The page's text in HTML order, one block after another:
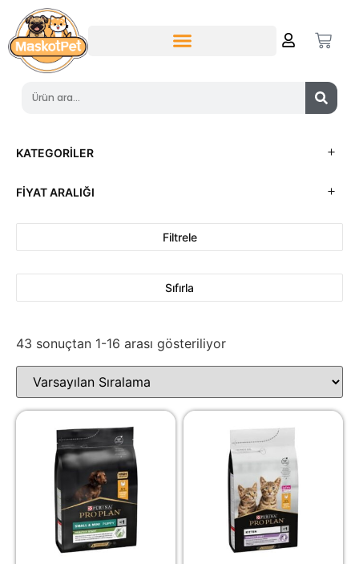
KATEGORILER
FIYAT ARALIĞI
Filtrele
Sıfırla
43 sonuçtan 1-16 arası gösteriliyor